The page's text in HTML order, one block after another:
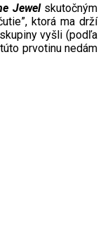
Jewelskutočným
ktorá ma drží
vyšli (podľa
prvotinu nedám